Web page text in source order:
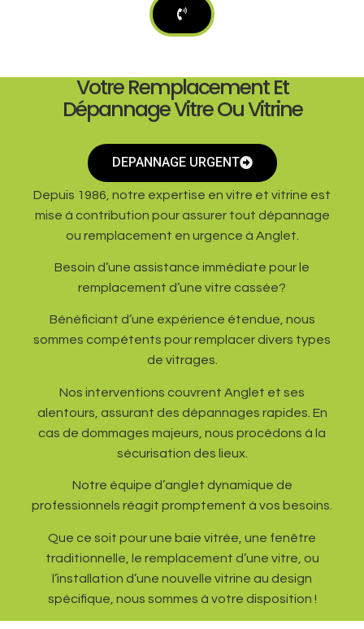
Votre Remplacement Et
Dépannage Vitre Ou Vitrine
DEPANNAGE URGENT
Depuis 1986, notre expertise en vitre et vitrine est
mise à contribution pour assurer tout dépannage
ou remplacement en urgence à Anglet.
Besoin d’une assistance immédiate pour le
remplacement d’une vitre cassée?
Bénéficiant d’une expérience étendue, nous
sommes compétents pour remplacer divers types
de vitrages.
Nos interventions couvrent Anglet et ses
alentours, assurant des dépannages rapides. En
cas de dommages majeurs, nous procédons à la
sécurisation des lieux.
Notre équipe d’anglet dynamique de
professionnels réagit promptement à vos besoins.
Que ce soit pour une baie vitrée, une fenêtre
traditionnelle, le remplacement d’une vitre, ou
l’installation d’une nouvelle vitrine au design
spécifique, nous sommes à votre disposition !